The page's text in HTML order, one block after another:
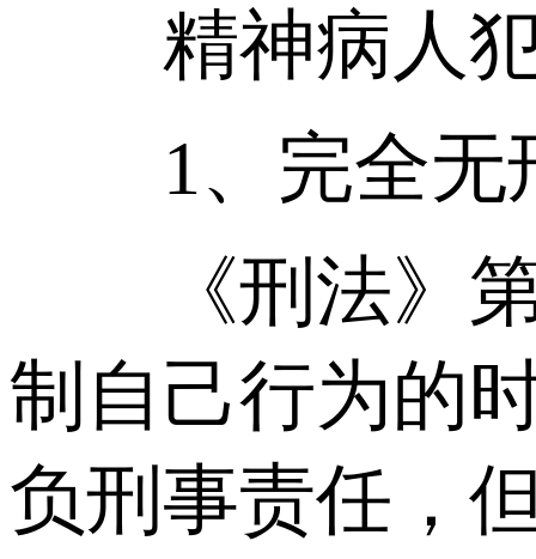
精神病人犯
1、完全无
《刑法》第
制自己行为的
负刑事责任，